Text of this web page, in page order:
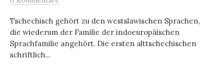
Tschechisch gehört zu den westslawischen Sprachen,
die wiederum der Familie der indoeuropäischen
Sprachfamilie angehört. Die ersten alttschechischen
schriftlich...